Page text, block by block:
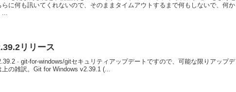
に何も訊いてくれないので、そのままタイムアウトするまで何もしないで、何か
リリース
· git-for-windows/gitセキュリティアップデートですので、可能な限りアップデ
の雑訳。Git for Windows v2.39.1 (...